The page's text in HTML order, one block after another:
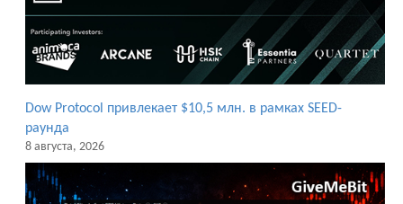
Dow Protocol привлекает $10,5 млн. в рамках SEED-
раунда
8 августа, 2026